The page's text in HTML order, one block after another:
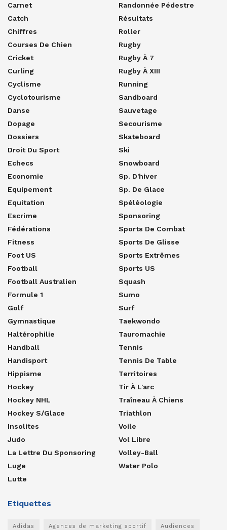
Carnet
Catch
Chiffres
Courses De Chien
Cricket
Curling
Cyclisme
Cyclotourisme
Danse
Dopage
Dossiers
Droit Du Sport
Echecs
Economie
Equipement
Equitation
Escrime
Fédérations
Fitness
Foot US
Football
Football Australien
Formule 1
Golf
Gymnastique
Haltérophilie
Handball
Handisport
Hippisme
Hockey
Hockey NHL
Hockey S/glace
Insolites
Judo
La Lettre Du Sponsoring
Luge
Lutte
Randonnée Pédestre
Résultats
Roller
Rugby
Rugby À 7
Rugby À XIII
Running
Sandboard
Sauvetage
Secourisme
Skateboard
Ski
Snowboard
Sp. D'hiver
Sp. De Glace
Spéléologie
Sponsoring
Sports De Combat
Sports De Glisse
Sports Extrêmes
Sports US
Squash
Sumo
Surf
Taekwondo
Tauromachie
Tennis
Tennis De Table
Territoires
Tir À L'arc
Traîneau À Chiens
Triathlon
Voile
Vol Libre
Volley-Ball
Water Polo
Etiquettes
Adidas Agences de marketing sportif Audiences